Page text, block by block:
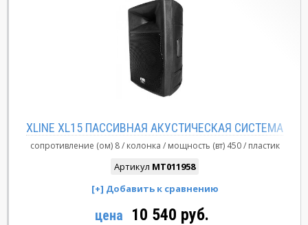
XLINE XL15 ПАССИВНАЯ АКУСТИЧЕСКАЯ СИСТЕМА
сопротивление (ом) 8 колонка мощность (вт) 450 пластик
Артикул MT011958
цена 10 540 руб.